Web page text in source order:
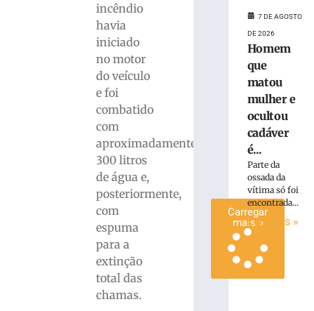
incêndio
havia
iniciado
no motor
do veículo
e foi
combatido
com
aproximadamente
300 litros
de água e,
posteriormente,
com
espuma
para a
extinção
total das
chamas.
prisão
Carregar
mais »
7 DE AGOSTO
DE 2026
Homem
que
matou
mulher e
ocultou
cadáver
é...
Parte da
ossada da
vítima só foi
encontrada...
Ler mais »